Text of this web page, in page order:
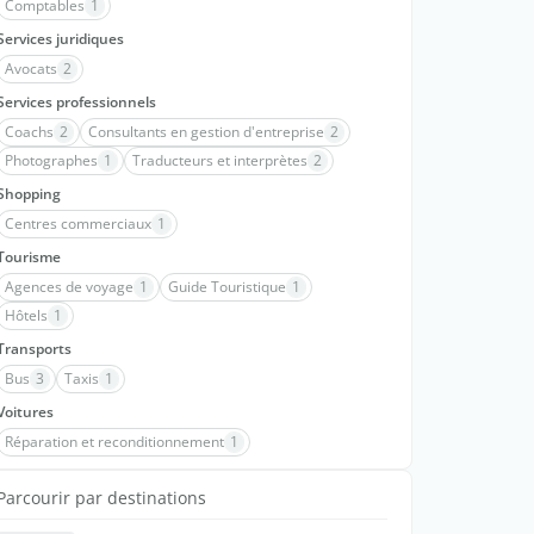
Comptables 1
juridiques
Avocats 2
professionnels
Coachs 2 Consultants en gestion d'entreprise 2
Photographes 1 Traducteurs et interprètes 2
Centres commerciaux 1
Agences de voyage 1 Guide Touristique 1
Hôtels 1
Bus 3 Taxis 1
Réparation et reconditionnement 1
par destinations